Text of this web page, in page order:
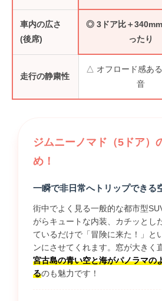
車内の広さ
(後席)
◎ 3ドア比＋
ったり
走行の静粛性
△ オフロード感あ
音
ジムニーノマド（5ドア）
め！
一瞬で非日常へトリップできる
街中でよく見る一般的な都市型
がらキュートな内装、カチッとし
ているだけで「冒険に来た！」と
ンにさせてくれます。窓が大きく
宮古島の青い空と海がパノラマの
るのも魅力です！